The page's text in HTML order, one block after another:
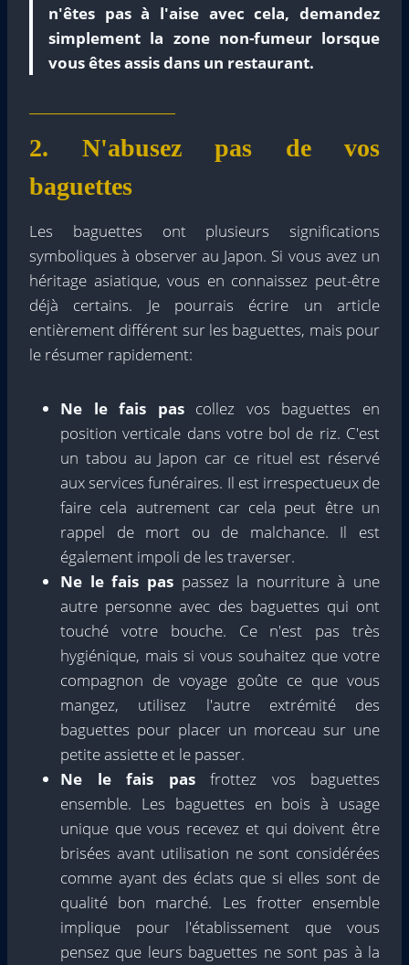
n'êtes pas à l'aise avec cela, demandez
simplement la zone non-fumeur lorsque
vous êtes assis dans un restaurant.
2. N'abusez pas de vos
baguettes
Les baguettes ont plusieurs significations
symboliques à observer au Japon. Si vous avez un
héritage asiatique, vous en connaissez peut-être
déjà certains. Je pourrais écrire un article
entièrement différent sur les baguettes, mais pour
le résumer rapidement:
Ne le fais pascollez vos baguettes en
position verticale dans votre bol de riz. C'est
un tabou au Japon car ce rituel est réservé
aux services funéraires. Il est irrespectueux de
faire cela autrement car cela peut être un
rappel de mort ou de malchance. Il est
également impoli de les traverser.
Ne le fais paspassez la nourriture à une
autre personne avec des baguettes qui ont
touché votre bouche. Ce n'est pas très
hygiénique, mais si vous souhaitez que votre
compagnon de voyage goûte ce que vous
mangez, utilisez l'autre extrémité des
baguettes pour placer un morceau sur une
petite assiette et le passer.
Ne le fais pasfrottez vos baguettes
ensemble. Les baguettes en bois à usage
unique que vous recevez et qui doivent être
brisées avant utilisation ne sont considérées
comme ayant des éclats que si elles sont de
qualité bon marché. Les frotter ensemble
implique pour l'établissement que vous
pensez que leurs baguettes ne sont pas à la